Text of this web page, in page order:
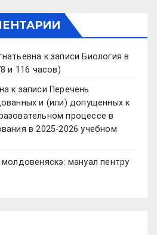
к записи Биология в
и 116 часов)
к записи Перечень
и (или) допущенных к
процессе в
в 2025-2026 учебном
мануал пентру